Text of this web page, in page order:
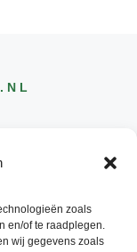
zoals
en/of te raadplegen.
wij gegevens zoals
.NL
.NL